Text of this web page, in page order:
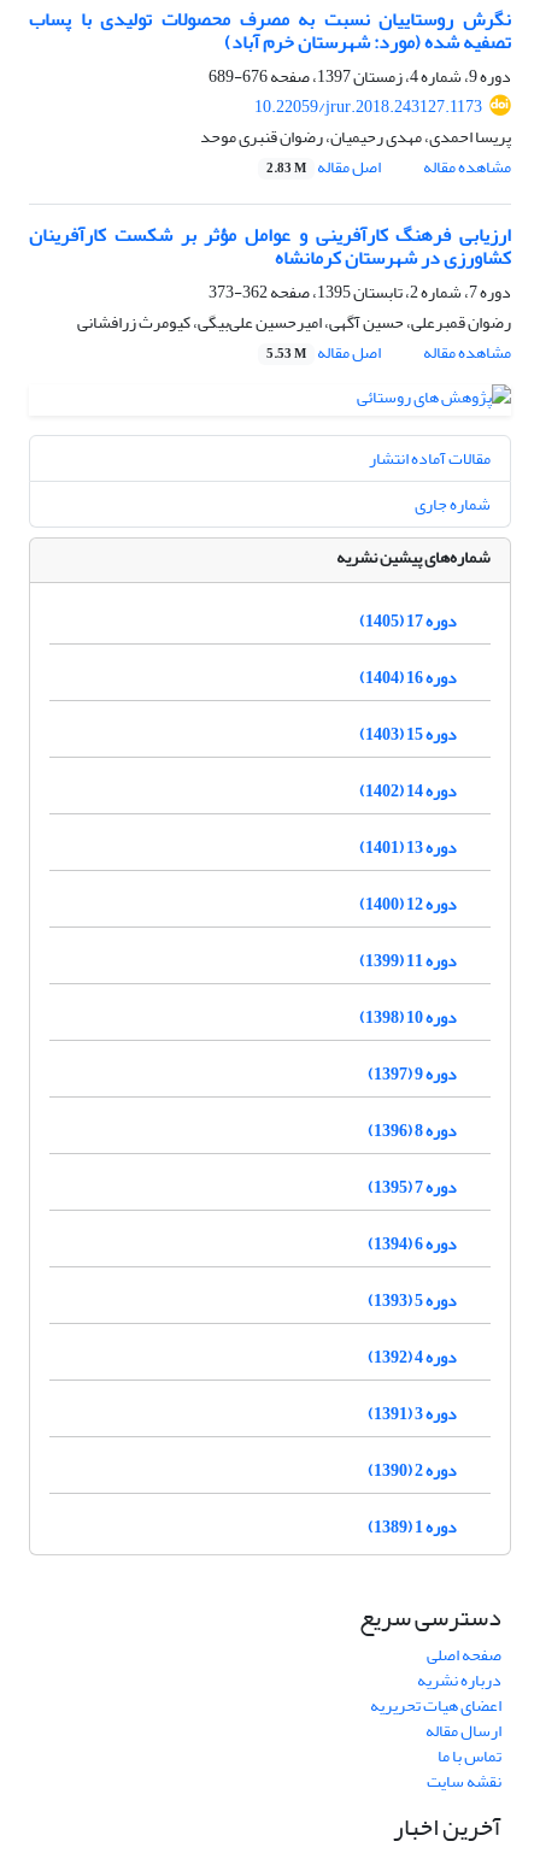
نگرش روستاییان نسبت به مصرف‏ محصولات تولیدی با پساب
تصفیه شده (مورد: شهرستان خرم‏ آباد)
دوره 9، شماره 4، زمستان 1397، صفحه
676-689
10.22059/jrur.2018.243127.1173
پریسا احمدی، مهدی رحیمیان، رضوان قنبری موحد
مشاهده مقاله
اصل مقاله 2.83 M
ارزیابی فرهنگ کارآفرینی و عوامل مؤثر بر شکست کارآفرینان
کشاورزی در شهرستان کرمانشاه
دوره 7، شماره 2، تابستان 1395، صفحه
362-373
رضوان قمبرعلی، حسین آگهی، امیرحسین علی‌بیگی، کیومرث زرافشانی
مشاهده مقاله
اصل مقاله 5.53 M
مقالات آماده انتشار
شماره جاری
شماره‌های پیشین نشریه
دوره 17 (1405)
دوره 16 (1404)
دوره 15 (1403)
دوره 14 (1402)
دوره 13 (1401)
دوره 12 (1400)
دوره 11 (1399)
دوره 10 (1398)
دوره 9 (1397)
دوره 8 (1396)
دوره 7 (1395)
دوره 6 (1394)
دوره 5 (1393)
دوره 4 (1392)
دوره 3 (1391)
دوره 2 (1390)
دوره 1 (1389)
دسترسی سریع
صفحه اصلی
درباره نشریه
اعضای هیات تحریریه
ارسال مقاله
تماس با ما
نقشه سایت
آخرین اخبار